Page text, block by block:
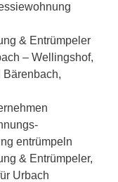
& Entrümpeler
– Wellingshof,
Bärenbach,
entrümpeln
& Entrümpeler,
Urbach